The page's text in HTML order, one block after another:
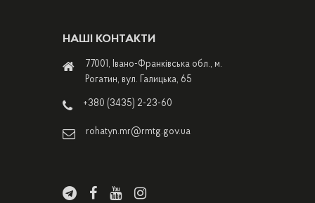
НАШІ КОНТАКТИ
77001, Івано-Франківська обл., м.
Рогатин, вул. Галицька, 65
+380 (3435) 2-23-60
rohatyn.mr@rmtg.gov.ua